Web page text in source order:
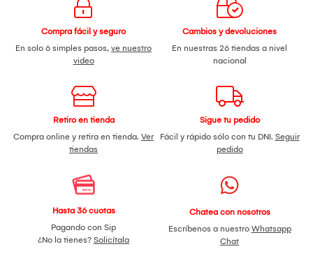
Compra fácil y seguro
En solo 6 simples pasos, ve nuestro
video
Cambios y devoluciones
En nuestras 26 tiendas a nivel
nacional
Retiro en tienda
Compra online y retira en tienda. Ver
tiendas
Sigue tu pedido
Fácil y rápido sólo con tu DNI. Seguir
pedido
Hasta 36 cuotas
Pagando con Sip
¿No la tienes? Solicítala
Chatea con nosotros
Escríbenos a nuestro Whatsapp
Chat